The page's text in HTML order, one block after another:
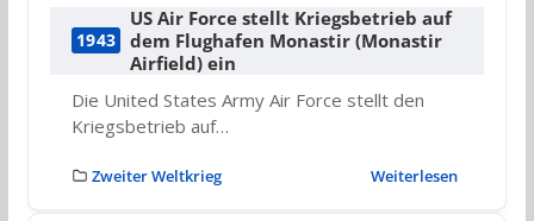
1943
US Air Force stellt Kriegsbetrieb auf
dem Flughafen Monastir (Monastir
Airfield) ein
Die United States Army Air Force stellt den
Kriegsbetrieb auf…
Zweiter Weltkrieg Weiterlesen